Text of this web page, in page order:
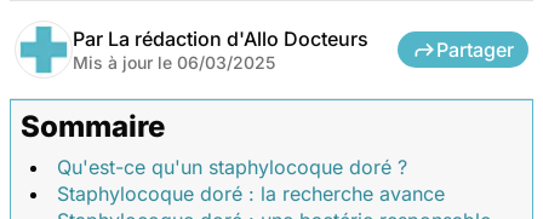
Par La rédaction d'Allo Docteurs
Mis à jour le 06/03/2025
Partager
Sommaire
Qu'est-ce qu'un staphylocoque doré ?
Staphylocoque doré : la recherche avance